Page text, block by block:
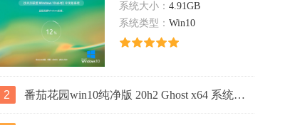
系统大小： 4.91GB
系统类型： Win10
2 番茄花园win10纯净版 20h2 Ghost x64 系统下载 v2022.06